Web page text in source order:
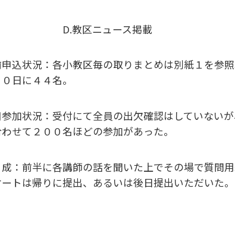
教区ニュース掲載
込状況：各小教区毎の取りまとめは別紙１を参
日に４４名。
参加状況：受付にて全員の出欠確認はしていない
せて２００名ほどの参加があった。
：前半に各講師の話を聞いた上でその場で質問
ートは帰りに提出、あるいは後日提出いただいた。